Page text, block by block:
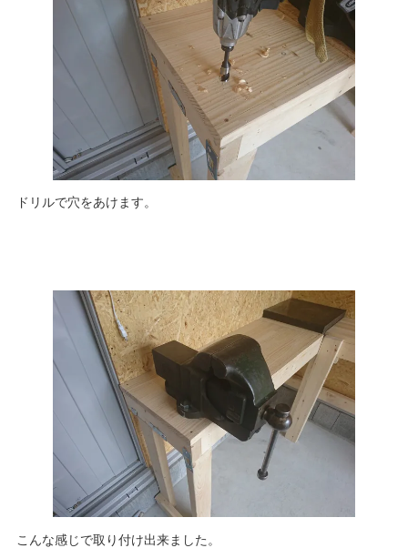
ドリルで穴をあけます。
こんな感じで取り付け出来ました。